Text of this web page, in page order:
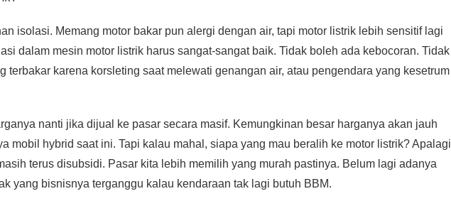
isolasi. Memang motor bakar pun alergi dengan air, tapi motor listrik lebih sensitif lagi
dalam mesin motor listrik harus sangat-sangat baik. Tidak boleh ada kebocoran. Tidak
terbakar karena korsleting saat melewati genangan air, atau pengendara yang kesetrum
nanti jika dijual ke pasar secara masif. Kemungkinan besar harganya akan jauh
mobil hybrid saat ini. Tapi kalau mahal, siapa yang mau beralih ke motor listrik? Apalagi
terus disubsidi. Pasar kita lebih memilih yang murah pastinya. Belum lagi adanya
yang bisnisnya terganggu kalau kendaraan tak lagi butuh BBM.